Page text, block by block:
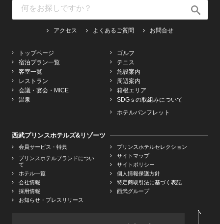
アクセス よくあるご質問 お問合せ
トップページ
宿泊プラン一覧
客室一覧
レストラン
会議・宴会・MICE
温泉
ゴルフ
テニス
施設案内
周辺案内
箱根エリア
SDGｓの取組みについて
ホテルパンフレット
西武プリンスホテルズ&リゾーツ
会員サービス・特典
プリンスホテルブランドについ
て
ホテル一覧
会社情報
採用情報
お知らせ・プレスリリース
プリンスホテルセレクション
サイトマップ
サイトポリシー
個人情報保護方針
特定商取引法に基づく表記
西武グループ